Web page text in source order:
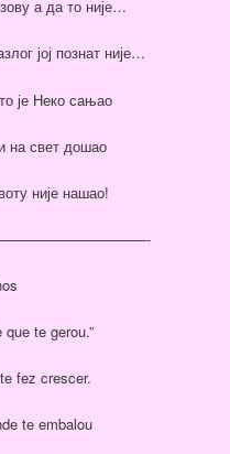
а да то није…
јој познат није…
је Неко сањао
на свет дошао
није нашао!
te gerou.”
fez crescer.
te embalou